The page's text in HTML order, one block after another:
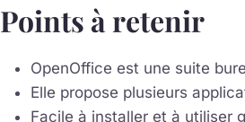
Points à retenir
OpenOffice est une suite
Elle propose plusieurs
Facile à installer et à utiliser